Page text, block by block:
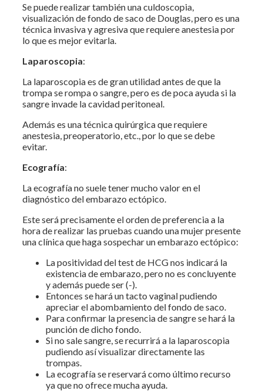
Se puede realizar también una culdoscopia,
visualización de fondo de saco de Douglas, pero es una
técnica invasiva y agresiva que requiere anestesia por
lo que es mejor evitarla.
Laparoscopia:
La laparoscopia es de gran utilidad antes de que la
trompa se rompa o sangre, pero es de poca ayuda si la
sangre invade la cavidad peritoneal.
Además es una técnica quirúrgica que requiere
anestesia, preoperatorio, etc., por lo que se debe
evitar.
Ecografía:
La ecografía no suele tener mucho valor en el
diagnóstico del embarazo ectópico.
Este será precisamente el orden de preferencia a la
hora de realizar las pruebas cuando una mujer presente
una clínica que haga sospechar un embarazo ectópico:
La positividad del test de HCG nos indicará la
existencia de embarazo, pero no es concluyente
y además puede ser (-).
Entonces se hará un tacto vaginal pudiendo
apreciar el abombamiento del fondo de saco.
Para confirmar la presencia de sangre se hará la
punción de dicho fondo.
Si no sale sangre, se recurrirá a la laparoscopia
pudiendo así visualizar directamente las
trompas.
La ecografía se reservará como último recurso
ya que no ofrece mucha ayuda.